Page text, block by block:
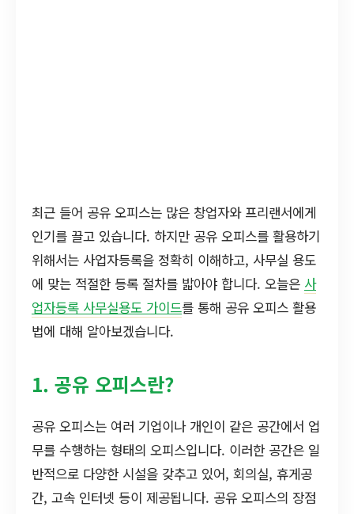
최근 들어 공유 오피스는 많은 창업자와 프리랜서에게
인기를 끌고 있습니다. 하지만 공유 오피스를 활용하기
위해서는 사업자등록을 정확히 이해하고, 사무실 용도
에 맞는 적절한 등록 절차를 밟아야 합니다. 오늘은 사
업자등록 사무실용도 가이드를 통해 공유 오피스 활용
법에 대해 알아보겠습니다.
1. 공유 오피스란?
공유 오피스는 여러 기업이나 개인이 같은 공간에서 업
무를 수행하는 형태의 오피스입니다. 이러한 공간은 일
반적으로 다양한 시설을 갖추고 있어, 회의실, 휴게공
간, 고속 인터넷 등이 제공됩니다. 공유 오피스의 장점